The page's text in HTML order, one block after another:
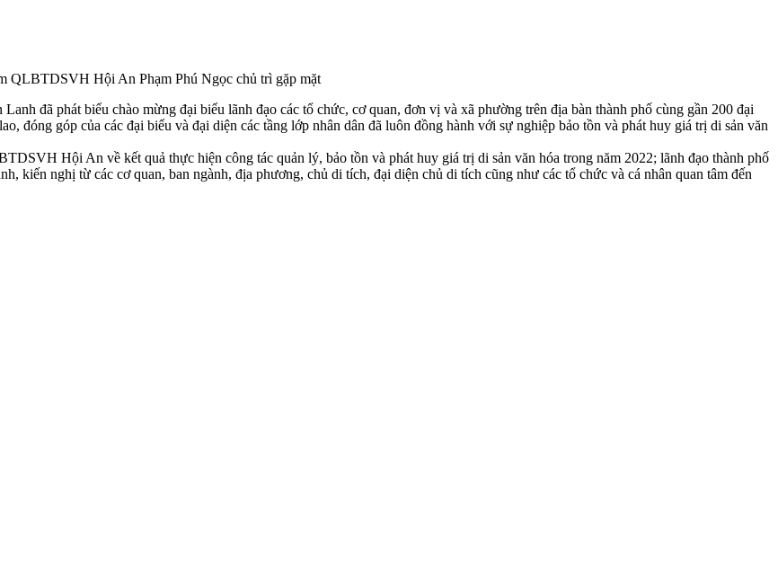
QLBTDSVH Hội An Phạm Phú Ngọc chủ trì gặp mặt
đã phát biểu chào mừng đại biểu lãnh đạo các tổ chức, cơ quan, đơn vị và xã phường trên địa bàn thành phố cùng gần 200 đại
đóng góp của các đại biểu và đại diện các tầng lớp nhân dân đã luôn đồng hành với sự nghiệp bảo tồn và phát huy giá trị di sản văn
Hội An về kết quả thực hiện công tác quản lý, bảo tồn và phát huy giá trị di sản văn hóa trong năm 2022; lãnh đạo thành phố
kiến nghị từ các cơ quan, ban ngành, địa phương, chủ di tích, đại diện chủ di tích cũng như các tổ chức và cá nhân quan tâm đến